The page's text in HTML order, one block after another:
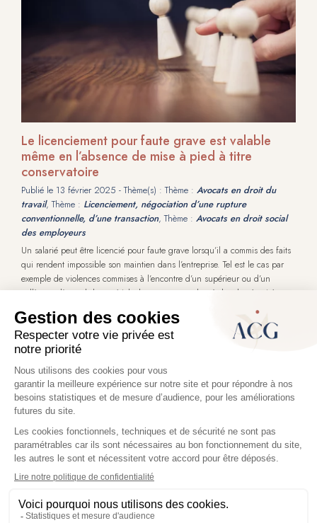
Le licenciement pour faute grave est valable
même en l’absence de mise à pied à titre
conservatoire
Publié le 13 février 2025 - Thème(s) : Thème : Avocats en droit du
travail, Thème : Licenciement, négociation d’une rupture
conventionnelle, d’une transaction, Thème : Avocats en droit social
des employeurs
Un salarié peut être licencié pour faute grave lorsqu’il a commis des faits
qui rendent impossible son maintien dans l’entreprise. Tel est le cas par
exemple de violences commises à l’encontre d’un supérieur ou d’un
collègue, d’un vol de matériel, du non-respect des règles de sécurité, …
Dans cette hypothèse, l’employeur prend fréquemment une mesure de
mise à l’écart du salarié de l’entreprise, sous la forme d’une mise à pied
conservatoire : le salarié est invité à quitter immédiatement son poste.